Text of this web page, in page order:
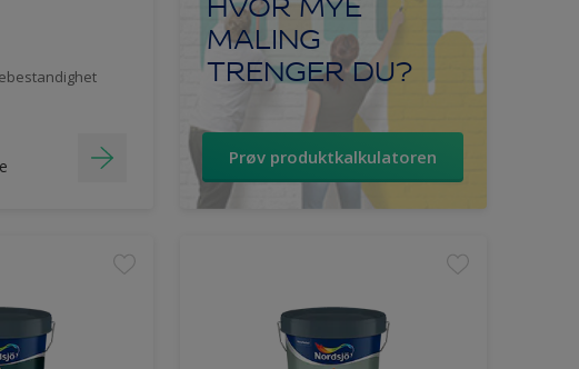
MALING
TRENGER DU?
Prøv produktkalkulatoren